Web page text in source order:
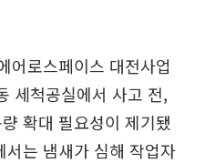
어로스페이스 대전사업
세척공실에서 사고 전,
확대 필요성이 제기됐
는 냄새가 심해 작업자